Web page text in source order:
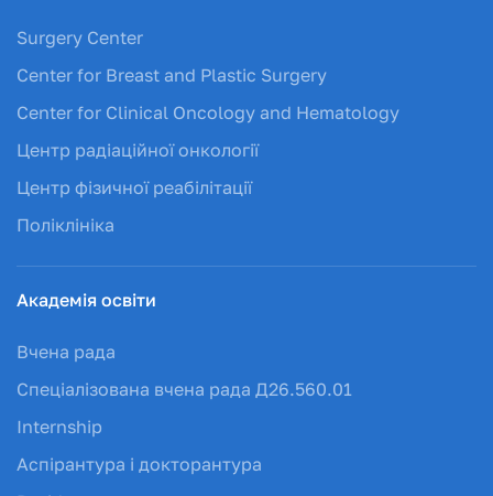
Surgery Center
Center for Breast and Plastic Surgery
Center for Clinical Oncology and Hematology
Центр радіаційної онкології
Центр фізичної реабілітації
Поліклініка
Академія освіти
Вчена рада
Спеціалізована вчена рада Д26.560.01
Internship
Аспірантура і докторантура